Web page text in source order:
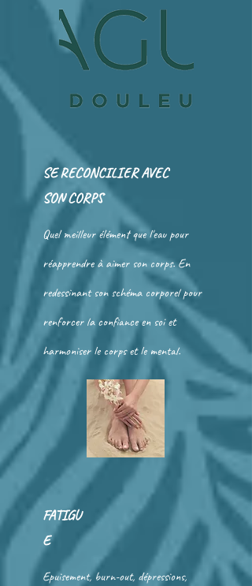
SE RECONCILIER AVEC
SON CORPS
Quel meilleur élément que l'eau pour
réapprendre à aimer son corps. En
redessinant son schéma corporel pour
renforcer la confiance en soi et
harmoniser le corps et le mental.
FATIGU
E
Epuisement, burn-out, dépressions,